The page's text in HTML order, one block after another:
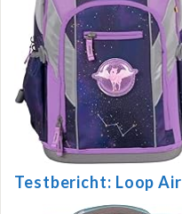
Testbericht: Loop Air